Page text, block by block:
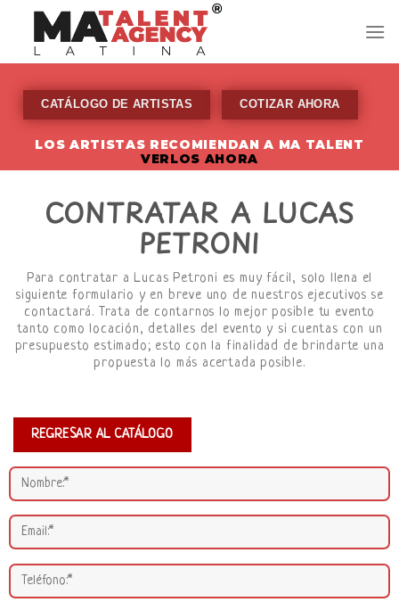
content
CATÁLOGO DE ARTISTAS COTIZAR AHORA
LOS ARTISTAS RECOMIENDAN A MA TALENT
VERLOS AHORA
CONTRATAR A LUCAS
PETRONI
Para contratar a Lucas Petroni es muy fácil, solo llena el
siguiente formulario y en breve uno de nuestros ejecutivos se
contactará. Trata de contarnos lo mejor posible tu evento
tanto como locación, detalles del evento y si cuentas con un
presupuesto estimado; esto con la finalidad de brindarte una
propuesta lo más acertada posible.
REGRESAR AL CATÁLOGO